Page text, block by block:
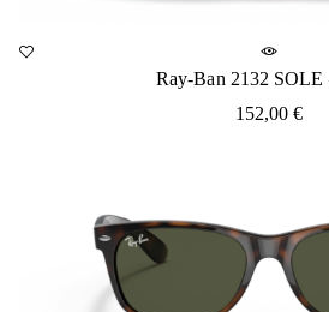
Ray-Ban 2132
152,00€